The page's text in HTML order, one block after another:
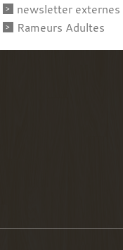
newsletter externes
Rameurs Adultes